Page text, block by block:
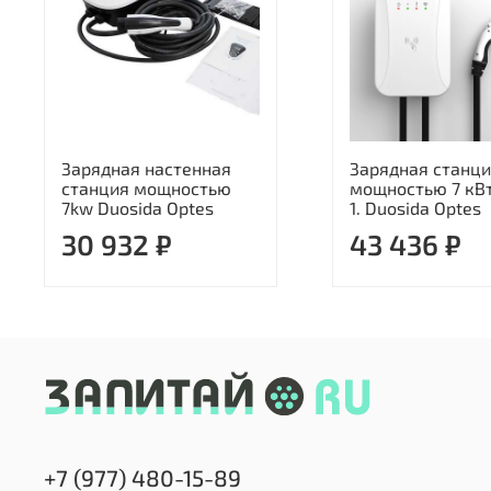
Зарядная настенная
станция мощностью
7kw Duosida Optes
30 932 ₽
Зарядная
мощностью 7
1. Duosida Optes
43 436 ₽
+7 (977) 480-15-89